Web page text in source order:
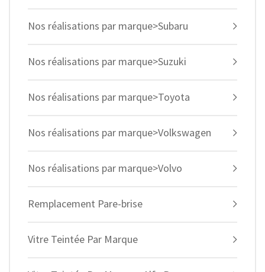
Nos réalisations par marque>Subaru
Nos réalisations par marque>Suzuki
Nos réalisations par marque>Toyota
Nos réalisations par marque>Volkswagen
Nos réalisations par marque>Volvo
Remplacement Pare-brise
Vitre Teintée Par Marque